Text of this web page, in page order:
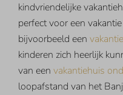
kindvriendelijke
perfect voor een
bijvoorbeeld een
kinderen zich heerlijk
van eenvakantiehuis
loopafstand van het